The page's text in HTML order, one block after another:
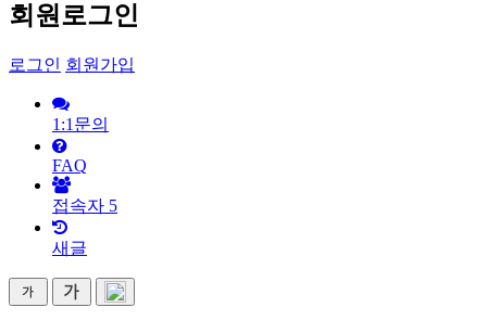
회원로그인
로그인 회원가입
1:1문의
FAQ
접속자 5
새글